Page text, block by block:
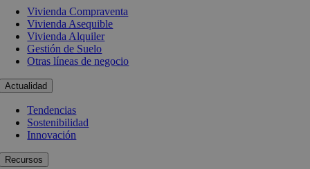
Vivienda Compraventa
Vivienda Asequible
Vivienda Alquiler
Gestión de Suelo
Otras líneas de negocio
Actualidad
Tendencias
Sostenibilidad
Innovación
Recursos